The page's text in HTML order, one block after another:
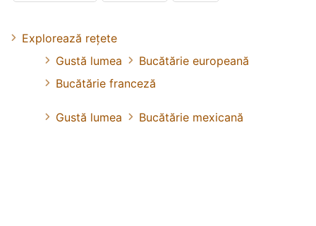
Explorează rețete
Gustă lumea
Bucătărie europeană
Bucătărie franceză
Gustă lumea Bucătărie mexicană